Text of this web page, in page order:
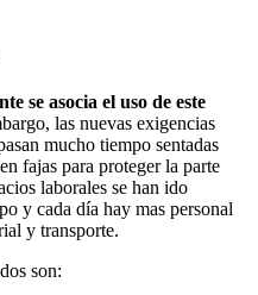
se asocia el uso de este
las nuevas exigencias
mucho tiempo sentadas
fajas para proteger la parte
laborales se han ido
y cada día hay mas personal
y transporte.
son: